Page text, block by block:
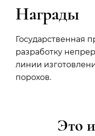
Награды
Государственная
разработку
линии
порохов.
Это